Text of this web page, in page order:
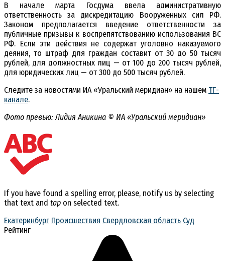
В начале марта Госдума ввела административную
ответственность за дискредитацию Вооруженных сил РФ.
Законом предполагается введение ответственности за
публичные призывы к воспрепятствованию использования ВС
РФ. Если эти действия не содержат уголовно наказуемого
деяния, то штраф для граждан составит от 30 до 50 тысяч
рублей, для должностных лиц — от 100 до 200 тысяч рублей,
для юридических лиц — от 300 до 500 тысяч рублей.
Следите за новостями ИА «Уральский меридиан» на нашем ТГ-
канале.
Фото превью: Лидия Аникина © ИА «Уральский меридиан»
If you have found a spelling error, please, notify us by selecting
that text and tap on selected text.
Екатеринбург Происшествия Свердловская область Суд
Рейтинг